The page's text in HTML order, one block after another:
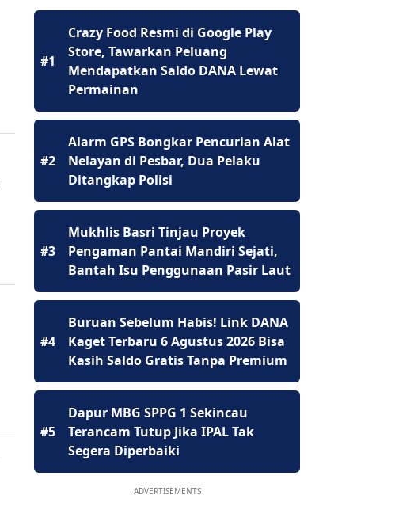
#1
Crazy Food Resmi di Google Play
Store, Tawarkan Peluang
Mendapatkan Saldo DANA Lewat
Permainan
#2
Alarm GPS Bongkar Pencurian Alat
Nelayan di Pesbar, Dua Pelaku
Ditangkap Polisi
#3
Mukhlis Basri Tinjau Proyek
Pengaman Pantai Mandiri Sejati,
Bantah Isu Penggunaan Pasir Laut
#4
Buruan Sebelum Habis! Link DANA
Kaget Terbaru 6 Agustus 2026 Bisa
Kasih Saldo Gratis Tanpa Premium
#5
Dapur MBG SPPG 1 Sekincau
Terancam Tutup Jika IPAL Tak
Segera Diperbaiki
ADVERTISEMENTS